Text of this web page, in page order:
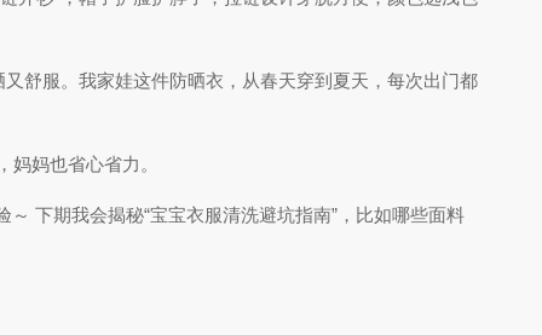
舒服。我家娃这件防晒衣，从春天穿到夏天，每次出门都
妈妈也省心省力。
下期我会揭秘“宝宝衣服清洗避坑指南”，比如哪些面料